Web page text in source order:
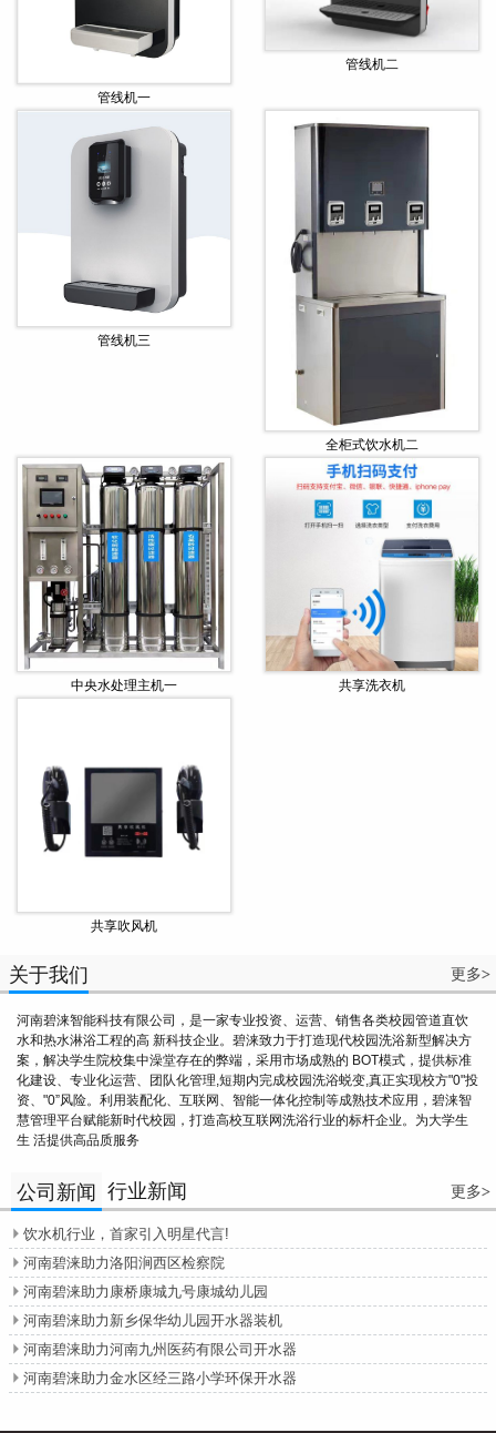
管线机一
管线机二
管线机三
全柜式饮水机二
中央水处理主机一 共享洗衣机
共享吹风机
关于我们 更多>
河南碧涞智能科技有限公司，是一家专业投资、运营、销售各类校园管道直饮
水和热水淋浴工程的高 新科技企业。碧涞致力于打造现代校园洗浴新型解决方
案，解决学生院校集中澡堂存在的弊端，采用市场成熟的 BOT模式，提供标准
化建设、专业化运营、团队化管理,短期内完成校园洗浴蜕变,真正实现校方"0"投
资、"0”风险。利用装配化、互联网、智能一体化控制等成熟技术应用，碧涞智
慧管理平台赋能新时代校园，打造高校互联网洗浴行业的标杆企业。为大学生
生 活提供高品质服务
公司新闻 行业新闻 更多>
 饮水机行业，首家引入明星代言!
 河南碧涞助力洛阳涧西区检察院
 河南碧涞助力康桥康城九号康城幼儿园
 河南碧涞助力新乡保华幼儿园开水器装机
 河南碧涞助力河南九州医药有限公司开水器
 河南碧涞助力金水区经三路小学环保开水器